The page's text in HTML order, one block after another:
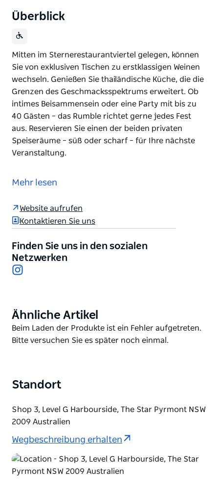
Überblick
Mitten im Sternerestaurantviertel gelegen, können
Sie von exklusiven Tischen zu erstklassigen Weinen
wechseln. Genießen Sie thailändische Küche, die die
Grenzen des Geschmacksspektrums erweitert. Ob
intimes Beisammensein oder eine Party mit bis zu
40 Gästen – das Rumble richtet gerne jedes Fest
aus. Reservieren Sie einen der beiden privaten
Speiseräume – süß oder scharf – für Ihre nächste
Veranstaltung.
Sie von exklusiven Tischen zu erstklassigen Weinen
Genießen Sie thailändische Küche, die die Grenzen
des Geschmacksspektrums erweitert. Ob intimes
– das Rumble richtet gerne jedes Fest aus.
Reservieren Sie einen der beiden privaten
Speiseräume – süß oder scharf – für Ihre nächste
Mehr lesen
Website aufrufen
Kontaktieren Sie uns
Finden Sie uns in den sozialen
Netzwerken
Product
List
Ähnliche Artikel
Product
List
Beim Laden der Produkte ist ein Fehler aufgetreten.
Bitte versuchen Sie es später noch einmal.
Standort
Shop 3, Level G Harbourside, The Star Pyrmont NSW
2009 Australien
Wegbeschreibung erhalten